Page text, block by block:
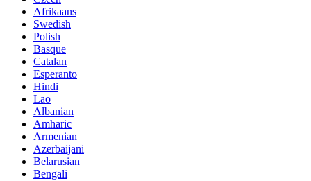
Afrikaans
Swedish
Polish
Basque
Catalan
Esperanto
Hindi
Lao
Albanian
Amharic
Armenian
Azerbaijani
Belarusian
Bengali